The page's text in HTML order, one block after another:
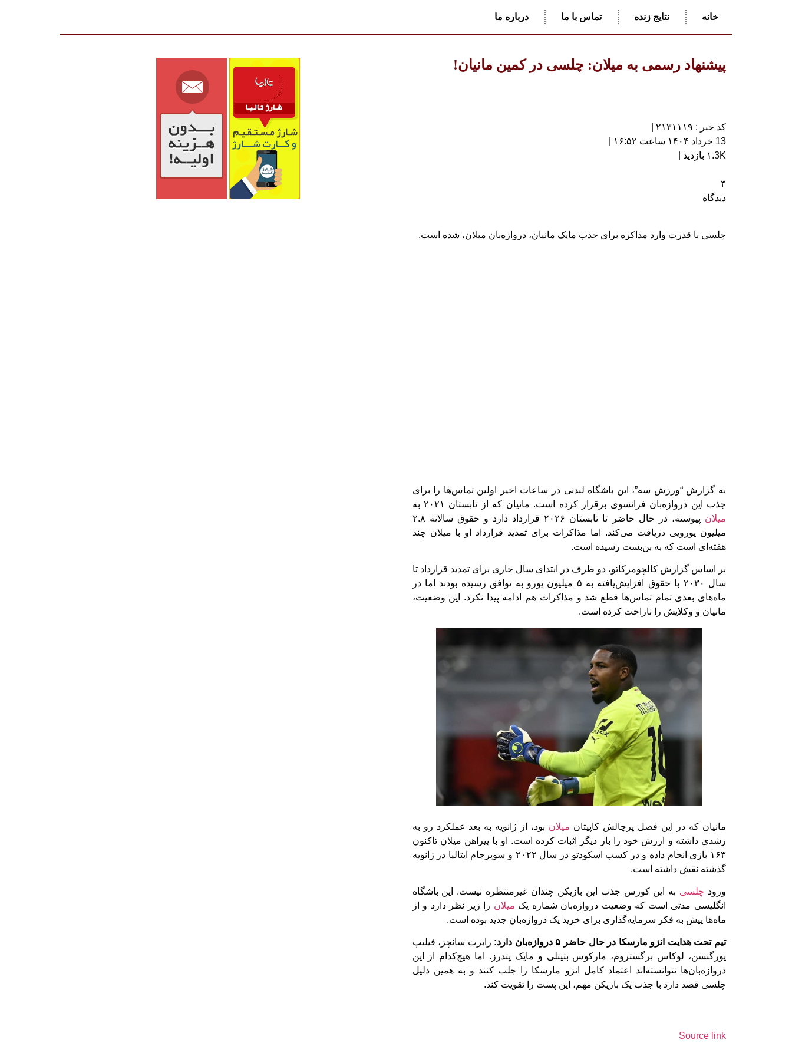
خانه نتایج زنده تماس با ما درباره ما
پیشنهاد رسمی به میلان: چلسی در کمین مانیان!
کد خبر : ۲۱۳۱۱۱۹ |
13 خرداد ۱۴۰۴ ساعت ۱۶:۵۲ |
۱.3K بازدید |
۴
دیدگاه
چلسی با قدرت وارد مذاکره برای جذب مایک مانیان، دروازه‌بان میلان، شده است.
به گزارش “ورزش سه”، این باشگاه لندنی در ساعات اخیر اولین تماس‌ها را برای
جذب این دروازه‌بان فرانسوی برقرار کرده است. مانیان که از تابستان ۲۰۲۱ به
میلان
پیوسته، در حال حاضر تا تابستان ۲۰۲۶ قرارداد دارد و حقوق سالانه ۲.۸
میلیون یورویی دریافت می‌کند. اما مذاکرات برای تمدید قرارداد او با میلان چند
هفته‌ای است که به بن‌بست رسیده است.
بر اساس گزارش کالچومرکاتو، دو طرف در ابتدای سال جاری برای تمدید قرارداد تا
سال ۲۰۳۰ با حقوق افزایش‌یافته به ۵ میلیون یورو به توافق رسیده بودند اما در
ماه‌های بعدی تمام تماس‌ها قطع شد و مذاکرات هم ادامه پیدا نکرد. این وضعیت،
مانیان و وکلایش را ناراحت کرده است.
مانیان که در این فصل پرچالش کاپیتان میلان بود، از ژانویه به بعد عملکرد رو به
رشدی داشته و ارزش خود را بار دیگر اثبات کرده است. او با پیراهن میلان تاکنون
۱۶۳ بازی انجام داده و در کسب اسکودتو در سال ۲۰۲۲ و سوپرجام ایتالیا در ژانویه
گذشته نقش داشته است.
ورود چلسی به این کورس جذب این بازیکن چندان غیرمنتظره نیست. این باشگاه
انگلیسی مدتی است که وضعیت دروازه‌بان شماره یک میلان را زیر نظر دارد و از
ماه‌ها پیش به فکر سرمایه‌گذاری برای خرید یک دروازه‌بان جدید بوده است.
تیم تحت هدایت انزو مارسکا در حال حاضر ۵ دروازه‌بان دارد:
رابرت سانچز، فیلیپ
یورگنسن، لوکاس برگستروم، مارکوس بتینلی و مایک پندرز. اما هیچ‌کدام از این
دروازه‌بان‌ها نتوانسته‌اند اعتماد کامل انزو مارسکا را جلب کنند و به همین دلیل
چلسی قصد دارد با جذب یک بازیکن مهم، این پست را تقویت کند.
Source link